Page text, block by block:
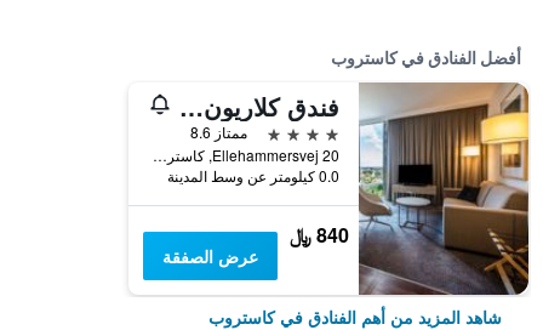
أفضل الفنادق في كاستروب
فندق كلاريون كوبنهاغن إيربورت
4 نجوم
ممتاز 8.6
Ellehammersvej 20, كاستروب, منطقة العاصمة كوبنهاغن, الدانمارك
0.0 كيلومتر عن وسط المدينة
840 ﷼
عرض الصفقة
شاهد المزيد من أهم الفنادق في كاستروب